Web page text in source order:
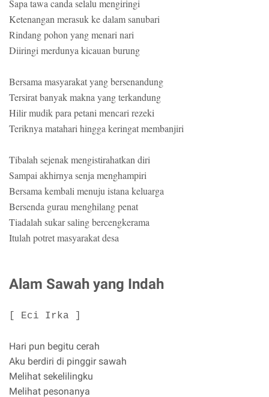
Sapa tawa canda selalu mengiringi
Ketenangan merasuk ke dalam sanubari
Rindang pohon yang menari nari
Diiringi merdunya kicauan burung
Bersama masyarakat yang bersenandung
Tersirat banyak makna yang terkandung
Hilir mudik para petani mencari rezeki
Teriknya matahari hingga keringat membanjiri
Tibalah sejenak mengistirahatkan diri
Sampai akhirnya senja menghampiri
Bersama kembali menuju istana keluarga
Bersenda gurau menghilang penat
Tiadalah sukar saling bercengkerama
Itulah potret masyarakat desa
Alam Sawah yang Indah
[ Eci Irka ]
Hari pun begitu cerah
Aku berdiri di pinggir sawah
Melihat sekelilingku
Melihat pesonanya